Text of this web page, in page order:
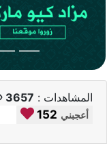
المشاهدات : 3657
152 أعجبني